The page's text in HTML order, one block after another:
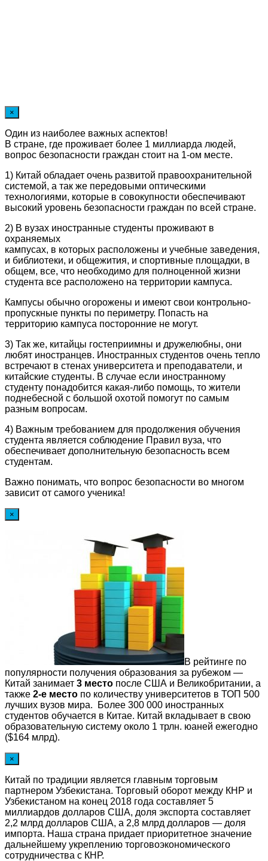
×
Один из наиболее важных аспектов!
В стране, где проживает более 1 миллиарда людей,
вопрос безопасности граждан стоит на 1-ом месте.
1) Китай обладает очень развитой правоохранительной
системой, а так же передовыми оптическими
технологиями, которые в совокупности обеспечивают
высокий уровень безопасности граждан по всей стране.
2) В вузах иностранные студенты проживают в
охраняемых
кампусах, в которых расположены и учебные заведения,
и библиотеки, и общежития, и спортивные площадки, в
общем, все, что необходимо для полноценной жизни
студента все расположено на территории кампуса.
Кампусы обычно огорожены и имеют свои контрольно-
пропускные пункты по периметру. Попасть на
территорию кампуса посторонние не могут.
3) Так же, китайцы гостеприимны и дружелюбны, они
любят иностранцев. Иностранных студентов очень тепло
встречают в стенах университета и преподаватели, и
китайские студенты. В случае если иностранному
студенту понадобится какая-либо помощь, то жители
поднебесной с большой охотой помогут по самым
разным вопросам.
4) Важным требованием для продолжения обучения
студента является соблюдение Правил вуза, что
обеспечивает дополнительную безопасность всем
студентам.
Важно понимать, что вопрос безопасности во многом
зависит от самого ученика!
×
В рейтинге по
популярности получения образования за рубежом —
Китай занимает 3 место после США и Великобритании, а
также 2-е место по количеству университетов в ТОП 500
лучших вузов мира. Более 300 000 иностранных
студентов обучается в Китае. Китай вкладывает в свою
образовательную систему около 1 трлн. юаней ежегодно
($164 млрд).
×
Китай по традиции является главным торговым
партнером Узбекистана. Торговый оборот между КНР и
Узбекистаном на конец 2018 года составляет 5
миллиардов долларов США, доля экспорта составляет
2,2 млрд долларов США, а 2,8 млрд долларов — доля
импорта. Наша страна придает приоритетное значение
дальнейшему укреплению торговоэкономического
сотрудничества с КНР.